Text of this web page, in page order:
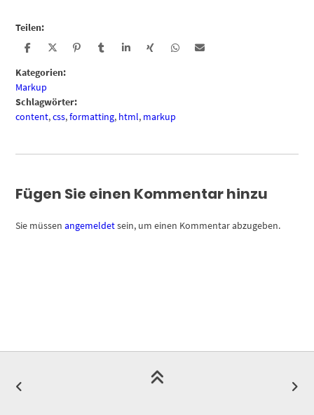
Teilen:
Kategorien:
Markup
Schlagwörter:
content,css,formatting, html, markup
Fügen Sie einen Kommentar hinzu
Sie müssenangemeldetsein, um einen Kommentar abzugeben.